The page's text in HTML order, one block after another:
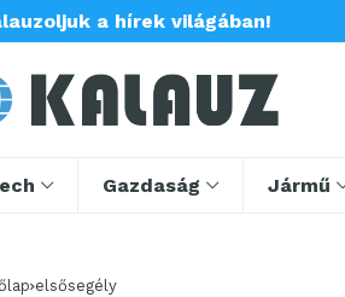
a hírek világában!
Gazdaság Jármű
elsősegély